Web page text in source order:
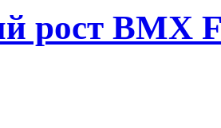
рост BMX